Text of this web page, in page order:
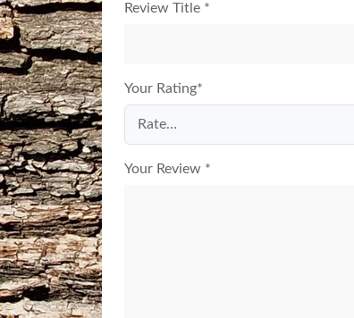
Review Title *
Your Rating*
Your Review *